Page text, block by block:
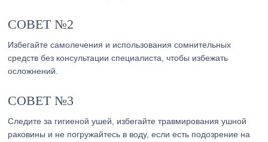
СОВЕТ №2
Избегайте самолечения и использования сомнительных
средств без консультации специалиста, чтобы избежать
осложнений.
СОВЕТ №3
Следите за гигиеной ушей, избегайте травмирования ушной
раковины и не погружайтесь в воду, если есть подозрение на